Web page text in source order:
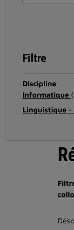
Filtre
Discipline
Informatique
Linguistique -